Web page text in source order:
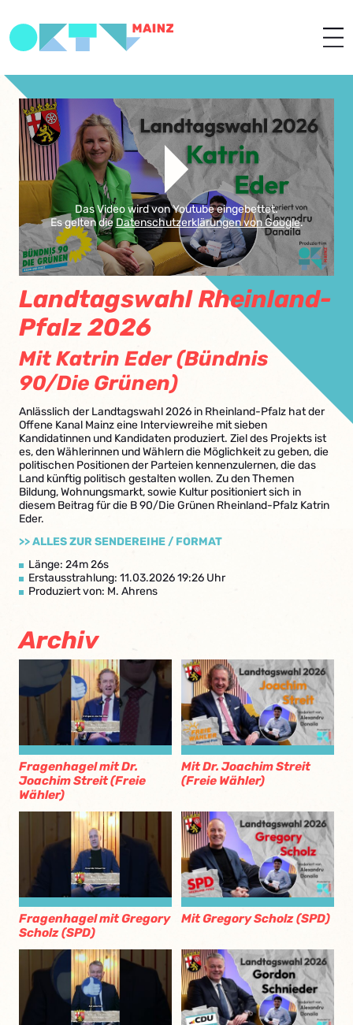
Das Video wird von Youtube eingebettet.
Es gelten dieDatenschutzerklärungen von Google.
Landtagswahl Rheinland-
Pfalz 2026
Mit Katrin Eder (Bündnis
90/Die Grünen)
Anlässlich der Landtagswahl 2026 in Rheinland-Pfalz hat der
Offene Kanal Mainz eine Interviewreihe mit sieben
Kandidatinnen und Kandidaten produziert. Ziel des Projekts ist
es, den Wählerinnen und Wählern die Möglichkeit zu geben, die
politischen Positionen der Parteien kennenzulernen, die das
Land künftig politisch gestalten wollen. Zu den Themen
Bildung, Wohnungsmarkt, sowie Kultur positioniert sich in
diesem Beitrag für die B 90/Die Grünen Rheinland-Pfalz Katrin
Eder.
>> ALLES ZUR SENDEREIHE / FORMAT
Länge: 24m 26s
Erstausstrahlung: 11.03.2026 19:26 Uhr
Produziert von: M. Ahrens
Archiv
Fragenhagel mit Dr.
Joachim Streit (Freie
Wähler)
Mit Dr. Joachim Streit
(Freie Wähler)
Fragenhagel mit Gregory
Scholz (SPD)
Mit Gregory Scholz (SPD)